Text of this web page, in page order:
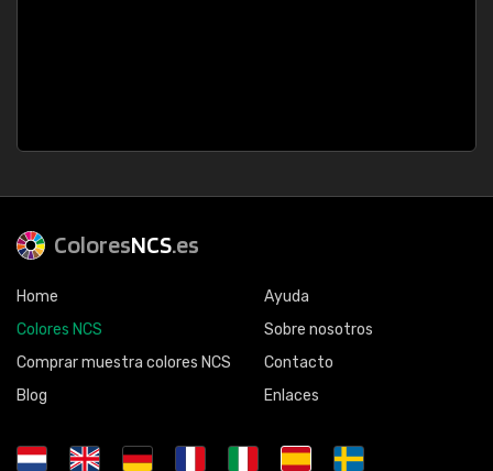
ColoresNCS.es
Home
Colores NCS
Comprar muestra colores NCS
Blog
Ayuda
Sobre nosotros
Contacto
Enlaces